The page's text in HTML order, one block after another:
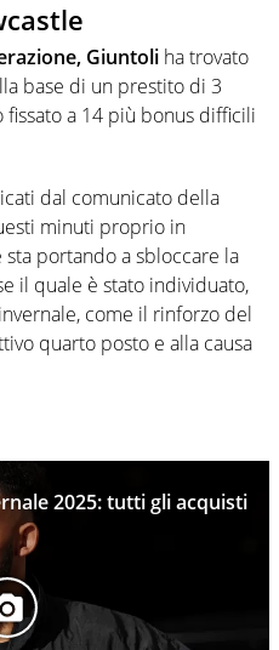
Giuntoli ha trovato
base di un prestito di 3
a 14 più bonus difficili
dal comunicato della
minuti proprio in
portando a sbloccare la
il quale è stato individuato,
come il rinforzo del
quarto posto e alla causa
2025: tutti gli acquisti